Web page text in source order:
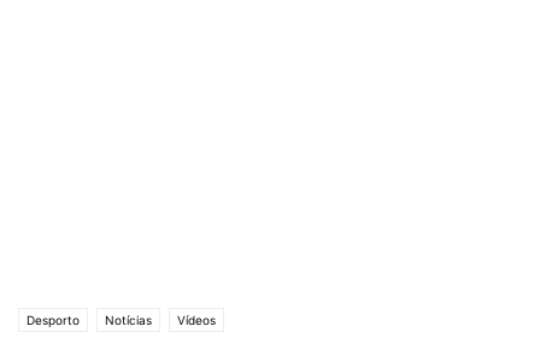
Desporto Notícias Vídeos